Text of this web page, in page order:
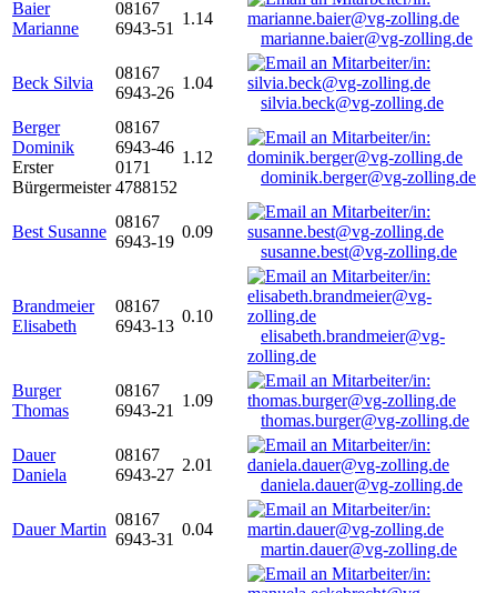
Baier
Marianne
08167
6943-51
1.14
marianne.baier@vg-zolling.de
Beck Silvia
08167
6943-26
1.04
silvia.beck@vg-zolling.de
Berger
Dominik
Erster
Bürgermeister
08167
6943-46
0171
4788152
1.12
dominik.berger@vg-zolling.de
Best Susanne
08167
6943-19
0.09
susanne.best@vg-zolling.de
Brandmeier
Elisabeth
08167
6943-13
0.10
elisabeth.brandmeier@vg-
zolling.de
Burger
Thomas
08167
6943-21
1.09
thomas.burger@vg-zolling.de
Dauer
Daniela
08167
6943-27
2.01
daniela.dauer@vg-zolling.de
Dauer Martin
08167
6943-31
0.04
martin.dauer@vg-zolling.de